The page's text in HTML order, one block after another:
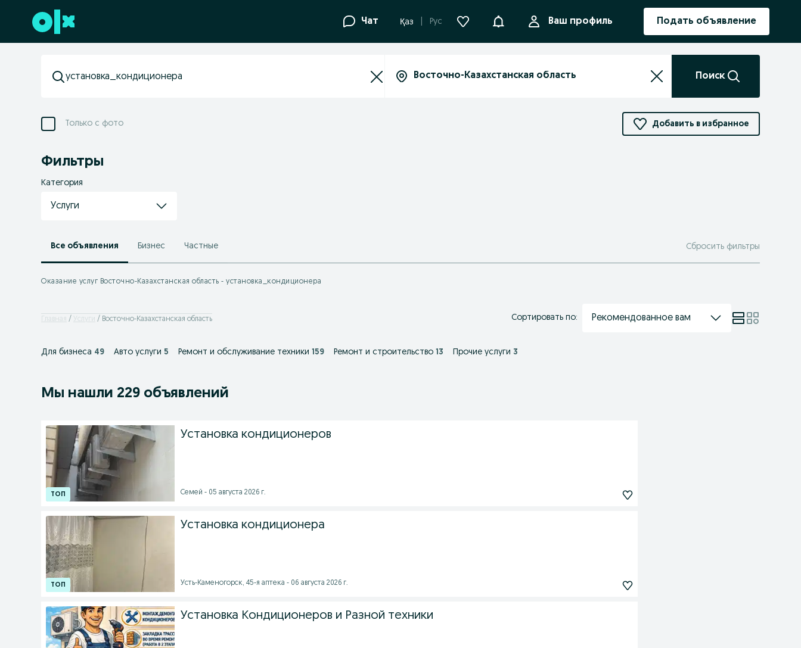
Перейти к нижнему колонтитулу Чат Қаз Рус УведомленияВаш профиль Подать объявление
Поиск
Только с фото Добавить в избранное
Фильтры
Категория
Услуги
Все объявления Бизнес Частные Сбросить фильтры
Оказание услуг Восточно-Казахстанская область - установка_кондиционера
Главная Услуги Восточно-Казахстанская область Сортировать по: Рекомендованное вам
Для бизнеса 49 Авто услуги 5 Ремонт и обслуживание техники 159 Ремонт и строительство 13 Прочие услуги 3
Мы нашли 229 объявлений
Установка кондиционеров
Семей - 05 августа 2026 г.
Установка кондиционера
Усть-Каменогорск, 45-я аптека - 06 августа 2026 г.
Установка Кондиционеров и Разной техники